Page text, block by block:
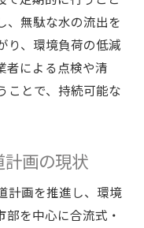
、無駄な水の流出を
り、環境負荷の低減
者による点検や清
ことで、持続可能な
画の現状
計画を推進し、環境
を中心に合流式・